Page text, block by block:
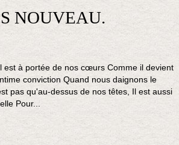
NOUVEAU.
est à portée de nos cœurs Comme il devient
conviction Quand nous daignons le
pas qu'au-dessus de nos têtes, Il est aussi
Pour...